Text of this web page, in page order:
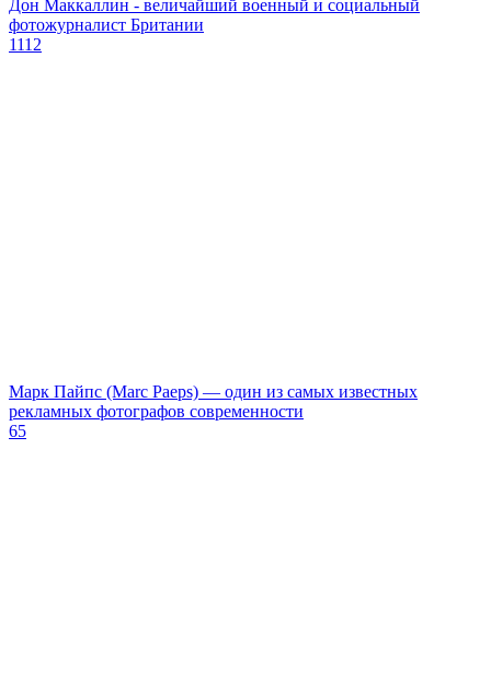
Дон Маккаллин - величайший военный и социальный
фотожурналист Британии
1112
​Марк Пайпс (Marc Paeps) — один из самых известных
рекламных фотографов современности
65